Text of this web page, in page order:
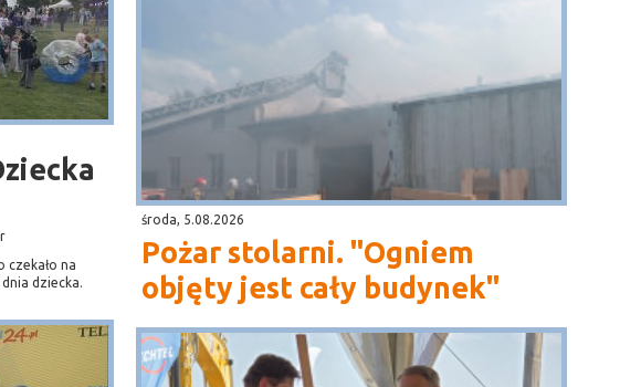
czekało na
dziecka.
środa, 5.08.2026
Pożar stolarni. "Ogniem
objęty jest cały budynek"